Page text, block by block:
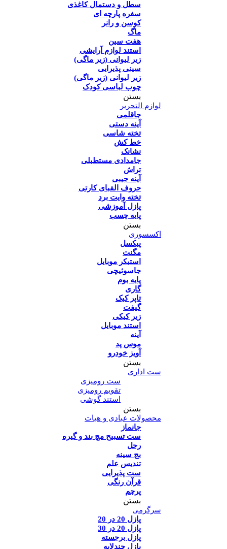
سطل و دستمال کاغذی
سفره پارچه ای
کوسن و رانر
ماگ
هفت سین
استند لوازم آرایشی
زیر لیوانی (زیر ماگی)
سینی پذیرایی
زیر لیوانی (زیر ماگی)
چوب لباسی کودک
بستن
لوازم التحریر
جاقلمی
آینه دستی
تخته شاسی
خط کش
نشانک
جامدادی مستطیلی
تراش
آینه جیبی
حروف الفبای کارتی
تخته وایت برد
پازل آموزشی
پایه چسب
بستن
اکسسوری
پیکسل
مگنت
استیکر موبایل
جاسوئیچی
پایه بوم
گاری
تاپر کیک
گیفت
زیر کیکی
استند موبایل
آینه
موس پد
آویز خودرو
بستن
ست اداری
ست رومیزی
تقویم رومیزی
استند گوشی
بستن
محصولات عبادی و هیات
جانماز
ست تسبیح مچ بند و گیره
رحل
بج سینه
تندیس علم
ست پذیرایی
قرآن رنگی
پرچم
بستن
سرگرمی
پازل 20 در 20
پازل 20 در 30
پازل برجسته
پازل چندلایه